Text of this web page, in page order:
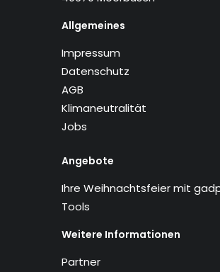
Allgemeines
Impressum
Datenschutz
AGB
Klimaneutralität
Jobs
Angebote
Ihre Weihnachtsfeier mit
Tools
Weitere Informationen
Partner